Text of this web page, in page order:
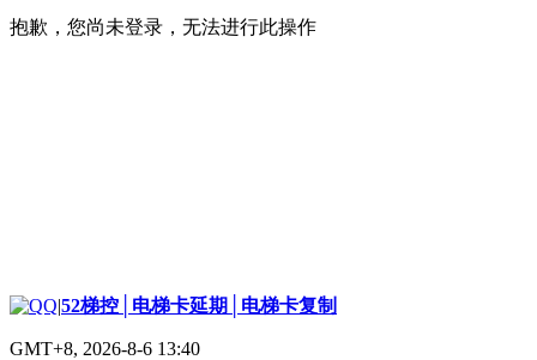
抱歉，您尚未登录，无法进行此操作
|52梯控│电梯卡延期│电梯卡复制
GMT+8, 2026-8-6 13:40